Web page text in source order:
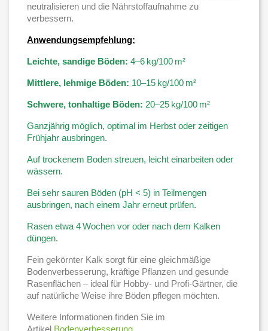
neutralisieren und die Nährstoffaufnahme zu
verbessern.
Anwendungsempfehlung:
Leichte, sandige Böden: 4–6 kg/100 m²
Mittlere, lehmige Böden: 10–15 kg/100 m²
Schwere, tonhaltige Böden: 20–25 kg/100 m²
Ganzjährig möglich, optimal im Herbst oder zeitigen
Frühjahr ausbringen.
Auf trockenem Boden streuen, leicht einarbeiten oder
wässern.
Bei sehr sauren Böden (pH < 5) in Teilmengen
ausbringen, nach einem Jahr erneut prüfen.
Rasen etwa 4 Wochen vor oder nach dem Kalken
düngen.
Fein gekörnter Kalk sorgt für eine gleichmäßige
Bodenverbesserung, kräftige Pflanzen und gesunde
Rasenflächen – ideal für Hobby- und Profi-Gärtner, die
auf natürliche Weise ihre Böden pflegen möchten.
Weitere Informationen finden Sie im
Artikel Bodenverbesserung